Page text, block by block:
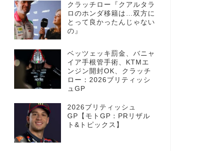
クラッチロー『クアルタラ
ロのホンダ移籍は…双方に
とって良かったんじゃない
の』
ベッツェッキ罰金、バニャ
イア手根管手術、KTMエ
ンジン開封OK、クラッチ
ロー：2026ブリティッシ
ュGP
2026ブリティッシュ
GP【モトGP：PRリザル
ト&トピックス】